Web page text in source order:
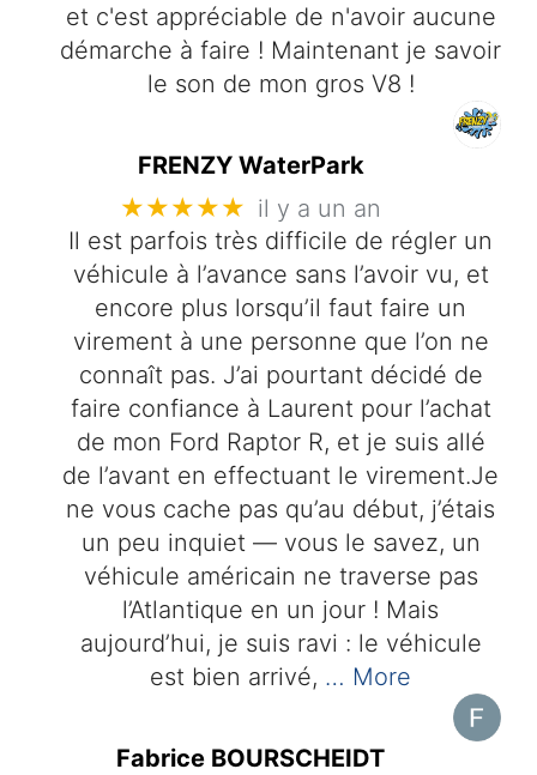
et c'est appréciable de n'avoir aucune
démarche à faire ! Maintenant je savoir
le son de mon gros V8 !
FRENZY WaterPark
★★★★★ il y a un an
Il est parfois très difficile de régler un
véhicule à l’avance sans l’avoir vu, et
encore plus lorsqu’il faut faire un
virement à une personne que l’on ne
connaît pas. J’ai pourtant décidé de
faire confiance à Laurent pour l’achat
de mon Ford Raptor R, et je suis allé
de l’avant en effectuant le virement.Je
ne vous cache pas qu’au début, j’étais
un peu inquiet — vous le savez, un
véhicule américain ne traverse pas
l’Atlantique en un jour ! Mais
aujourd’hui, je suis ravi : le véhicule
est bien arrivé, … More
Fabrice BOURSCHEIDT